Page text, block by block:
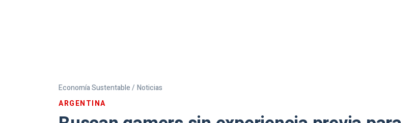
Economía Sustentable / Noticias
ARGENTINA